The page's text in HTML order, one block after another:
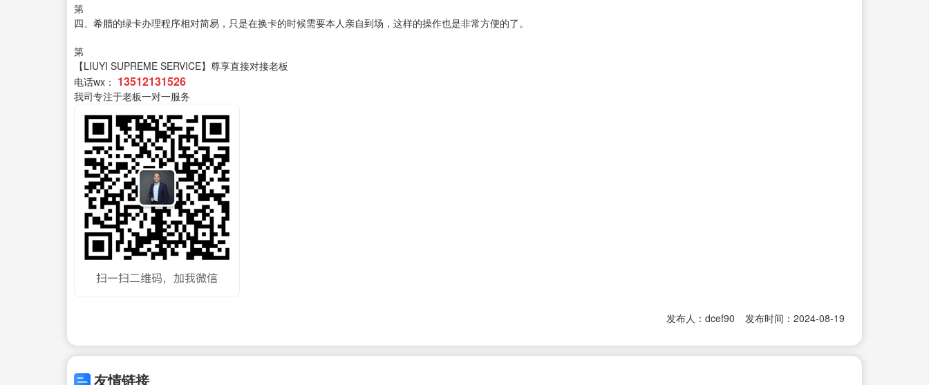
第
四、希腊的绿卡办理程序相对简易，只是在换卡的时候需要本人亲自到场，这样的操作也是非常方便的了。
第
【LIUYI SUPREME SERVICE】尊享直接对接老板
电话wx： 13512131526
我司专注于老板一对一服务
发布人：dcef90 发布时间：2024-08-19
友情链接